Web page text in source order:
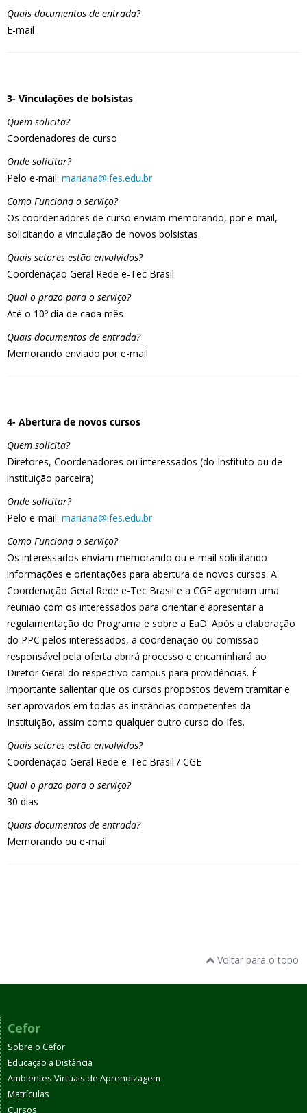
Quais documentos de entrada?
E-mail
3- Vinculações de bolsistas
Quem solicita?
Coordenadores de curso
Onde solicitar?
Pelo e-mail: mariana@ifes.edu.br
Como Funciona o serviço?
Os coordenadores de curso enviam memorando, por e-mail,
solicitando a vinculação de novos bolsistas.
Quais setores estão envolvidos?
Coordenação Geral Rede e-Tec Brasil
Qual o prazo para o serviço?
Até o 10º dia de cada mês
Quais documentos de entrada?
Memorando enviado por e-mail
4- Abertura de novos cursos
Quem solicita?
Diretores, Coordenadores ou interessados (do Instituto ou de
instituição parceira)
Onde solicitar?
Pelo e-mail: mariana@ifes.edu.br
Como Funciona o serviço?
Os interessados enviam memorando ou e-mail solicitando
informações e orientações para abertura de novos cursos. A
Coordenação Geral Rede e-Tec Brasil e a CGE agendam uma
reunião com os interessados para orientar e apresentar a
regulamentação do Programa e sobre a EaD. Após a elaboração
do PPC pelos interessados, a coordenação ou comissão
responsável pela oferta abrirá processo e encaminhará ao
Diretor-Geral do respectivo campus para providências. É
importante salientar que os cursos propostos devem tramitar e
ser aprovados em todas as instâncias competentes da
Instituição, assim como qualquer outro curso do Ifes.
Quais setores estão envolvidos?
Coordenação Geral Rede e-Tec Brasil / CGE
Qual o prazo para o serviço?
30 dias
Quais documentos de entrada?
Memorando ou e-mail
Voltar para o topo
Cefor
Sobre o Cefor
Educação a Distância
Ambientes Virtuais de Aprendizagem
Matrículas
Cursos